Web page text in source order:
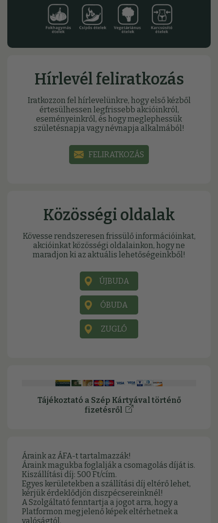
Hírlevél feliratkozás
Iratkozzon fel hírlevelünkre, hogy első kézből
értesülhessen legfrissebb akcióinkról,
eseményeinkről, és hogy meglephessük
születésnapja vagy névnapja alkalmából!
FELIRATKOZÁS
Közösségi oldalak
Kövesse rendszeresen frissülő információinkat,
akcióinkat közösségi oldalainkon, hogy ne
maradjon ki az aktuális lehetőségeinkből!
ÚJBUDA
ÓBUDA
ZUGLÓ
Tájékoztató a Szép Kártyával történő
fizetésről
Áraink az ÁFA-t tartalmazzák!
Áraink magukba foglalják a csomagolás díját is.
Kiszállítási díj: 500 Ft/cím.
Egyes kerületekben a szállítási díj eltérő lehet,
kérjük érdeklődjön diszpécsereinknél!
A Szolgáltató fenntartja a jogot arra, hogy a
Platformon megjelenő képek eltérhetnek a
valóságtól.